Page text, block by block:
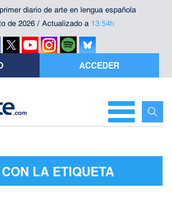
diario de arte en lengua española
de 2026 / Actualizado a 13:54h
ACCEDER
LA ETIQUETA